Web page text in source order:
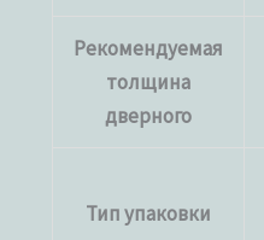
Рекомендуемая
толщина
дверного
Тип упаковки